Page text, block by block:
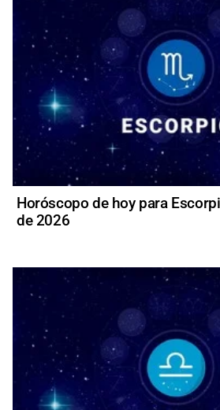
Horóscopo de hoy para
de 2026